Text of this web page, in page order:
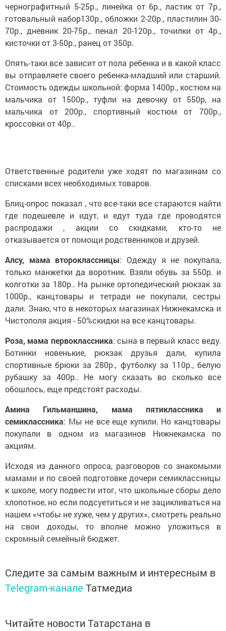
чернографитный 5-25р., линейка от 6р., ластик от 7р.,
готовальный набор130р., обложки 2-20р., пластилин 30-
70р., дневник 20-75р., пенал 20-120р., точилки от 4р.,
кисточки от 3-50р., ранец от 350р.
Опять-таки все зависит от пола ребенка и в какой класс
вы отправляете своего ребенка-младший или старший.
Стоимость одежды школьной: форма 1400р., костюм на
мальчика от 1500р., туфли на девочку от 550р, на
мальчика от 200р., спортивный костюм от 700р.,
кроссовки от 40р..
Ответственные родители уже ходят по магазинам со
списками всех необходимых товаров.
Блиц-опрос показал , что все-таки все стараются найти
где подешевле и идут, и едут туда где проводятся
распродажи , акции со скидками, кто-то не
отказывается от помощи родственников и друзей.
Алсу, мама второклассницы: Одежду я не покупала,
только манжетки да воротник. Взяли обувь за 550р. и
колготки за 180р.. На рынке ортопедический рюкзак за
1000р., канцтовары и тетради не покупали, сестры
дали. Знаю, что в некоторых магазинах Нижнекамска и
Чистополя акция - 50%скидки на все канцтовары.
Роза, мама первоклассника: сына в первый класс веду.
Ботинки новенькие, рюкзак друзья дали, купила
спортивные брюки за 280р., футболку за 110р., белую
рубашку за 400р.. Не могу сказать во сколько все
обошлось, еще предстоят расходы.
Амина Гильманшина, мама пятиклассника и
семиклассника: Мы не все еще купили. Но канцтовары
покупали в одном из магазинов Нижнекамска по
акциям.
Исходя из данного опроса, разговоров со знакомыми
мамами и по своей подготовке дочери семиклассницы
к школе, могу подвести итог, что школьные сборы дело
хлопотное, но если подсуетиться и не зацикливаться на
нашем «чтобы не хуже, чем у других», смотреть реально
на свои доходы, то вполне можно уложиться в
скромный семейный бюджет.
Следите за самым важным и интересным в
Telegram-канале Татмедиа
Читайте новости Татарстана в